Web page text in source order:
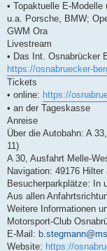
• Topaktuelle E-Modelle
u.a. Porsche, BMW;
GWM Ora
Livestream
• Das Int. Osnabrücker
https://osnabruecker-
Tickets
• online: https://
• an der Tageskasse
Anreise
Über die Autobahn: A
11)
A 30, Ausfahrt Melle-
Navigation: 49176
Besucherparkplätze: In
Aus allen
Weitere Informationen
Motorsport-Club
E-Mail:
Website: https://